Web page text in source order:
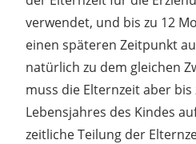
verwendet, und bis zu 12
einen späteren Zeitpunkt
natürlich zu dem gleichen
muss die Elternzeit aber
Lebensjahres des Kindes
zeitliche Teilung der